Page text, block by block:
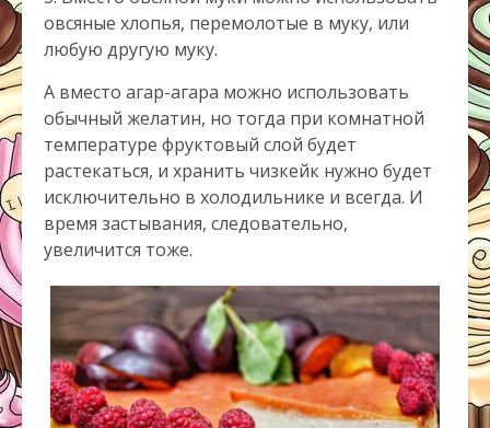
овсяные хлопья, перемолотые в муку, или
любую другую муку.
А вместо агар-агара можно использовать
обычный желатин, но тогда при комнатной
температуре фруктовый слой будет
растекаться, и хранить чизкейк нужно будет
исключительно в холодильнике и всегда. И
время застывания, следовательно,
увеличится тоже.